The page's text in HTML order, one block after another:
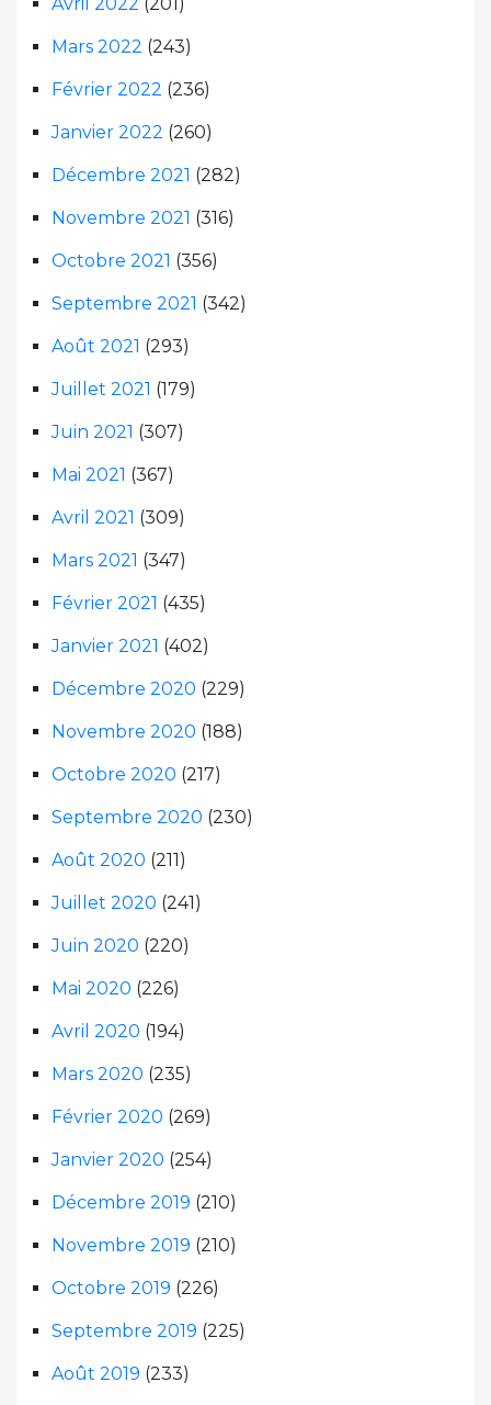
Mars 2022 (243)
Février 2022 (236)
Janvier 2022 (260)
Décembre 2021 (282)
Novembre 2021 (316)
Octobre 2021 (356)
Septembre 2021 (342)
Août 2021 (293)
Juillet 2021 (179)
Juin 2021 (307)
Mai 2021 (367)
Avril 2021 (309)
Mars 2021 (347)
Février 2021 (435)
Janvier 2021 (402)
Décembre 2020 (229)
Novembre 2020 (188)
Octobre 2020 (217)
Septembre 2020 (230)
Août 2020 (211)
Juillet 2020 (241)
Juin 2020 (220)
Mai 2020 (226)
Avril 2020 (194)
Mars 2020 (235)
Février 2020 (269)
Janvier 2020 (254)
Décembre 2019 (210)
Novembre 2019 (210)
Octobre 2019 (226)
Septembre 2019 (225)
Août 2019 (233)